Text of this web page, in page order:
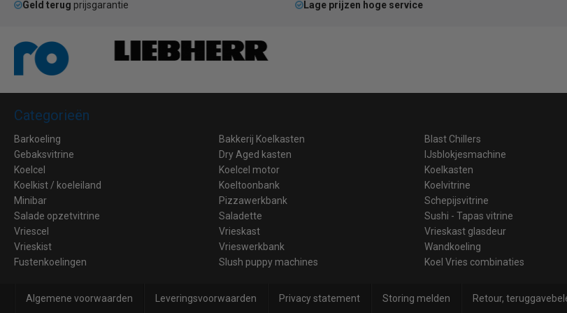
Geld terug prijsgarantie Lage prijzen hoge service
Categorieën
Barkoeling Bakkerij Koelkasten Blast Chillers
Gebaksvitrine
Dry Aged kasten IJsblokjesmachine
Koelcel
Koelcel motor Koelkasten
Koelkist / koeleiland
Koeltoonbank Koelvitrine
Minibar
Pizzawerkbank Schepijsvitrine
Salade opzetvitrine
Saladette Sushi - Tapas vitrine
Vriescel
Vrieskast Vrieskast glasdeur
Vrieskist
Vrieswerkbank Wandkoeling
Fustenkoelingen
Slush puppy machines Koel Vries combinaties
Algemene voorwaarden Leveringsvoorwaarden Privacy statement Storing melden Retour,